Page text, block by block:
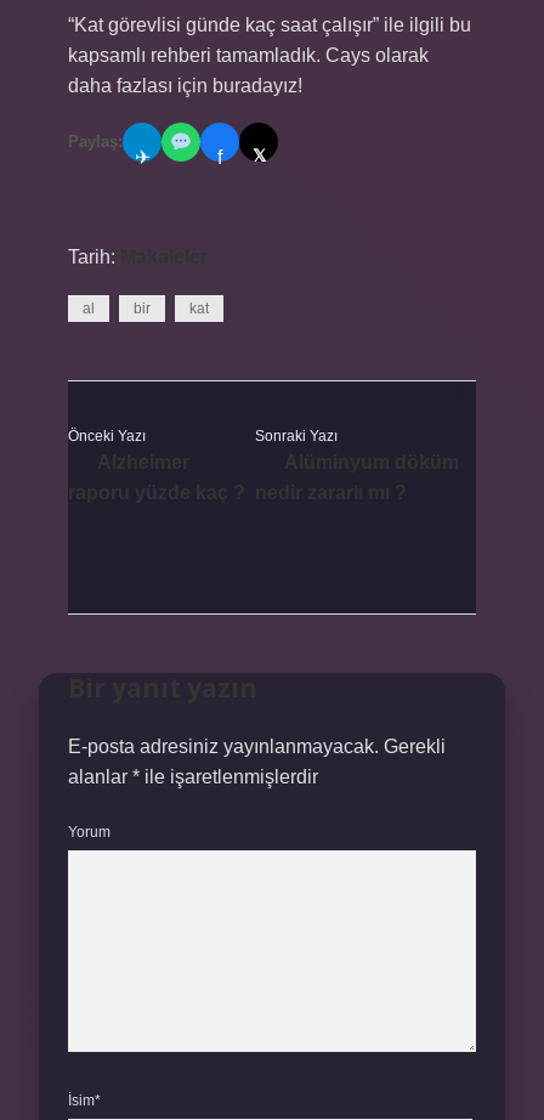
“Kat görevlisi günde kaç saat çalışır” ile ilgili bu
kapsamlı rehberi tamamladık. Cays olarak
daha fazlası için buradayız!
Paylaş:
✈ f 𝕏
Tarih:
al bir kat
Önceki Yazı Sonraki Yazı
E-posta adresiniz yayınlanmayacak. Gerekli
alanlar * ile işaretlenmişlerdir
Yorum
İsim*